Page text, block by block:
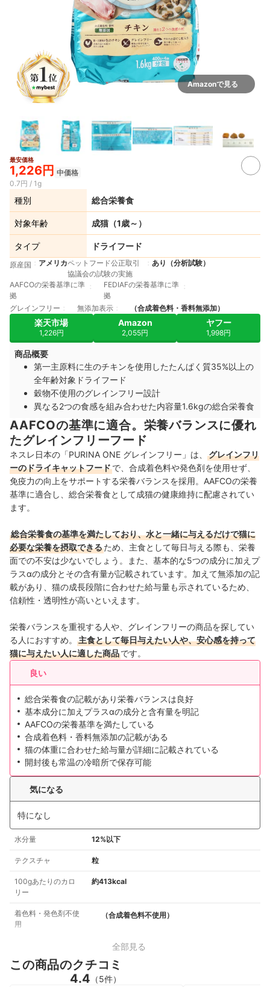
Amazonで見る
最安価格
1,226円 中価格
0.7円 / 1g
種別 総合栄養食
対象年齢 成猫（1歳～）
タイプ ドライフード
原産国 アメリカペットフード公正取引
協議会の試験の実施
あり（分析試験）
AAFCOの栄養基準に準
拠
FEDIAFの栄養基準に準
拠
グレインフリー
無添加表示 （合成着色料・香料無添加）
楽天市場
1,226円
Amazon
2,055円
ヤフー
1,998円
商品概要
第一主原料に生のチキンを使用したたんぱく質35%以上の
全年齢対象ドライフード
穀物不使用のグレインフリー設計
異なる2つの食感を組み合わせた内容量1.6kgの総合栄養食
AAFCOの基準に適合。栄養バランスに優れ
たグレインフリーフード
ネスレ日本の「PURINA ONE グレインフリー」は、
グレインフリ
ーのドライキャットフードで、合成着色料や発色剤を使用せず、
免疫力の向上をサポートする栄養バランスを採用。AAFCOの栄養
基準に適合し、総合栄養食として成猫の健康維持に配慮されてい
ます。
総合栄養食の基準を満たしており、水と一緒に与えるだけで猫に
必要な栄養を摂取できるため、主食として毎日与える際も、栄養
面での不安は少ないでしょう。また、基本的な5つの成分に加えプ
ラスαの成分とその含有量が記載されています。加えて無添加の記
載があり、猫の成長段階に合わせた給与量も示されているため、
信頼性・透明性が高いといえます。
栄養バランスを重視する人や、グレインフリーの商品を探してい
る人におすすめ。
主食として毎日与えたい人や、安心感を持って
猫に与えたい人に適した商品です。
良い
総合栄養食の記載があり栄養バランスは良好
基本成分に加えプラスαの成分と含有量を明記
AAFCOの栄養基準を満たしている
合成着色料・香料無添加の記載がある
猫の体重に合わせた給与量が詳細に記載されている
開封後も常温の冷暗所で保存可能
気になる
特になし
水分量 12%以下
テクスチャ 粒
100gあたりのカロ
リー
約413kcal
着色料・発色剤不使
用
（合成着色料不使用）
全部見る
この商品のクチコミ
4.4 （5件）